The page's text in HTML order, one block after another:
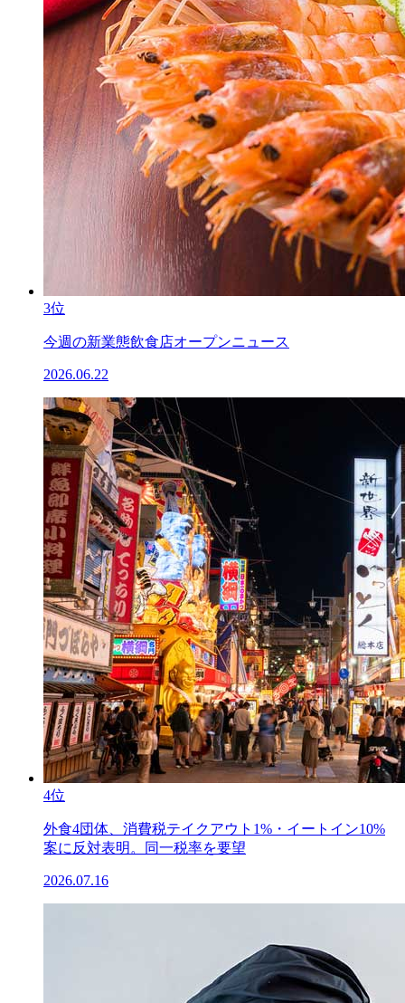
3位
今週の新業態飲食店オープンニュース
2026.06.22
4位
外食4団体、消費税テイクアウト1%・イートイン10%
案に反対表明。同一税率を要望
2026.07.16